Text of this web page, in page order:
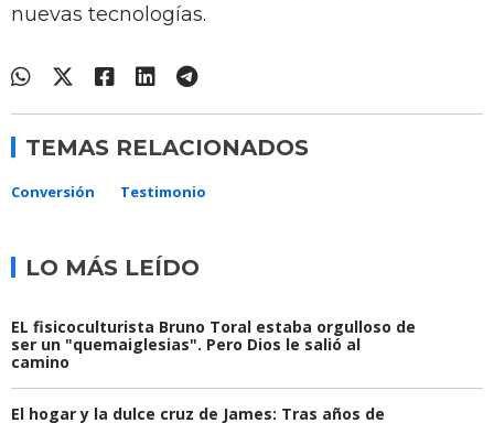
nuevas tecnologías.
TEMAS RELACIONADOS
Conversión Testimonio
LO MÁS LEÍDO
EL fisicoculturista Bruno Toral estaba orgulloso de
ser un "quemaiglesias". Pero Dios le salió al
camino
El hogar y la dulce cruz de James: Tras años de